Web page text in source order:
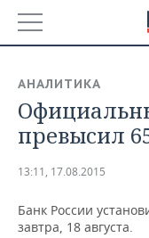
БАШКОРТОСТАН
ТАТАРСТАН
НОВОСТИ
АНАЛИТИКА
ДЕКЛАРАЦИИ О
НОВОСТИ
ПРОМЫШЛЕННОСТЬ
АНАЛИТИКА
превысил
13:11, 17.08.2015
Банк России
завтра, 18 августа.